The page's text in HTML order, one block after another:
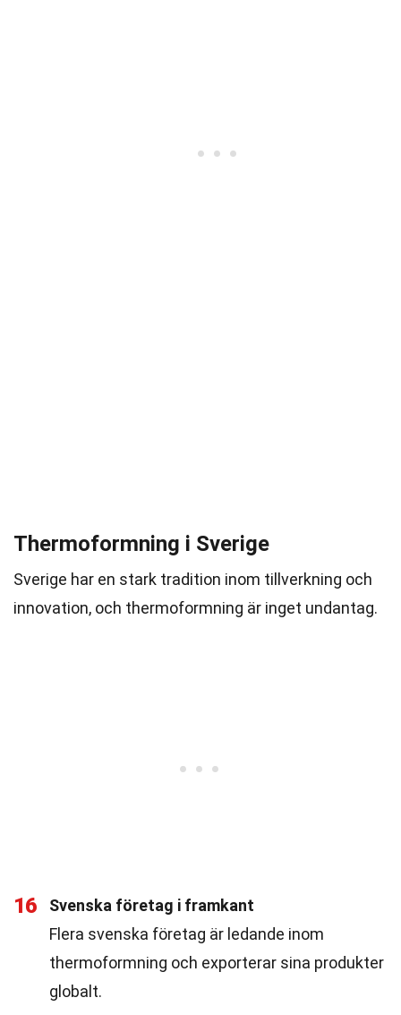
Thermoformning i Sverige
Sverige har en stark tradition inom tillverkning och
innovation, och thermoformning är inget undantag.
16
Svenska företag i framkant
Flera svenska företag är ledande inom
thermoformning och exporterar sina produkter
globalt.